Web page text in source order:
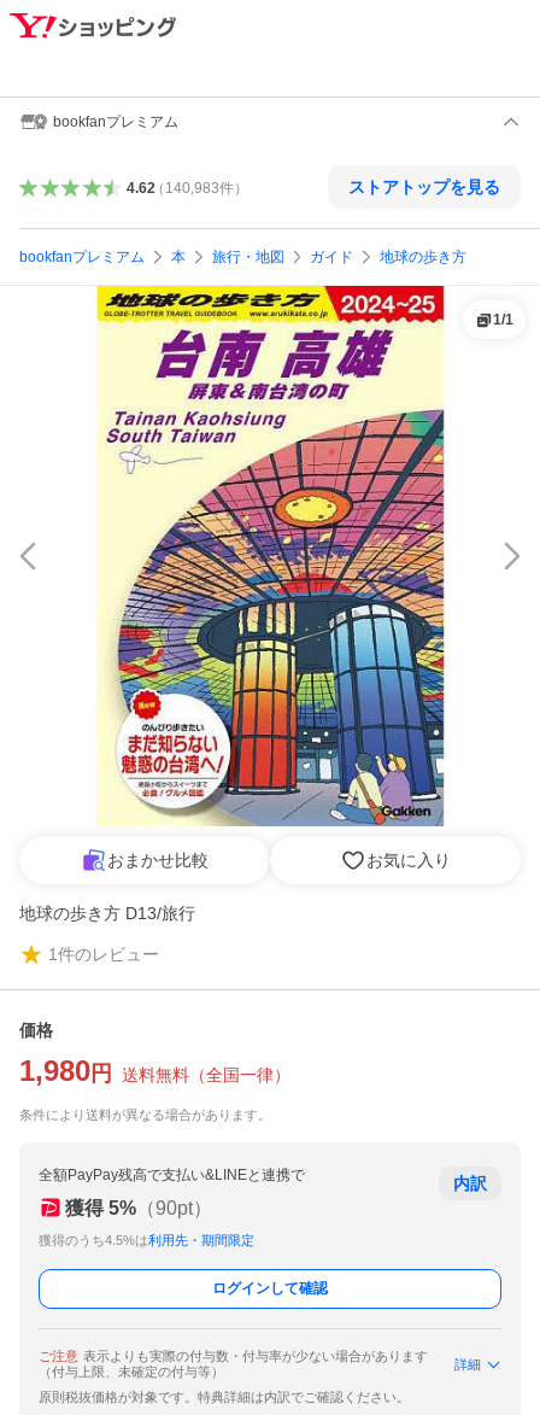
bookfanプレミアム
4.62（ 140,983件） ストアトップを見る
bookfanプレミアム 本 旅行・地図 ガイド 地球の歩き方
1/1
おまかせ比較 お気に入り
地球の歩き方 D13/旅行
1件のレビュー
価格
1,980 円 送料無料 （全国一律）
条件により送料が異なる場合があります。
全額PayPay残高で支払い&LINEと連携で
獲得 5% （90pt）
獲得のうち4.5%は利用先・期間限定
内訳
ログインして確認
ご注意 表示よりも実際の付与数・付与率が少ない場合があります
（付与上限、未確定の付与等）
詳細
原則税抜価格が対象です。特典詳細は内訳でご確認ください。